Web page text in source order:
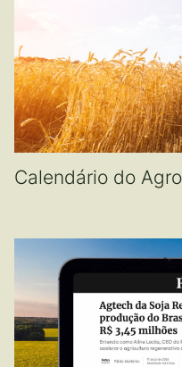
Calendário do